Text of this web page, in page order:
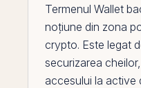
Termenul Wallet
noțiune din zona
crypto. Este legat
securizarea
accesului la active